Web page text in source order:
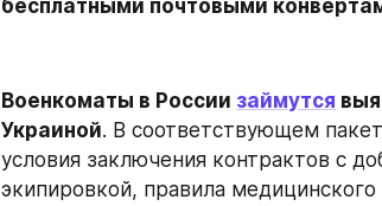
бесплатными почтовыми
Военкоматы в России займутся
Украиной. В соответствующем
условия заключения контрактов с
экипировкой, правила